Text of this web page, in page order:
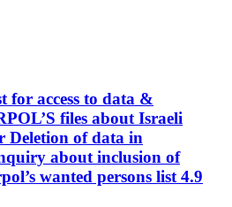
for access to data &
files about Israeli
Deletion of data in
about inclusion of
wanted persons list 4.9